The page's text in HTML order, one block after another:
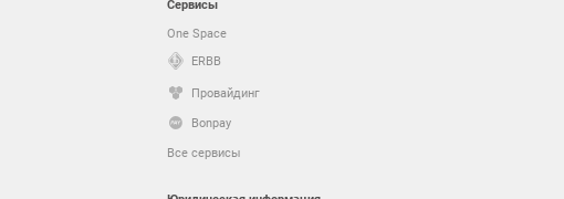
Сервисы
One Space
ERBB
Провайдинг
Bonpay
Все сервисы